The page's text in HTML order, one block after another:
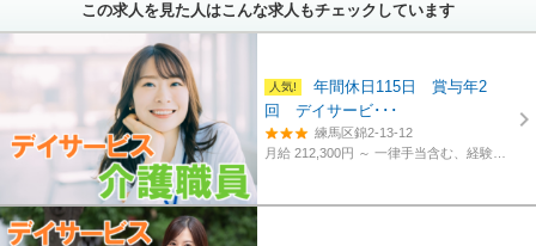
この求人を見た人はこんな求人もチェックしています
年間休日115日 賞与年2
回 デイサービ･･･
練馬区錦2-13-12
月給 212,300円 ～一律手当含む、経験・資格考慮